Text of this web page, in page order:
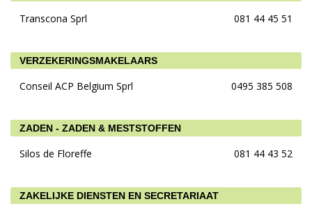
Transcona Sprl 081 44 45 51
VERZEKERINGSMAKELAARS
Conseil ACP Belgium Sprl 0495 385 508
ZADEN - ZADEN & MESTSTOFFEN
Silos de Floreffe 081 44 43 52
ZAKELIJKE DIENSTEN EN SECRETARIAAT